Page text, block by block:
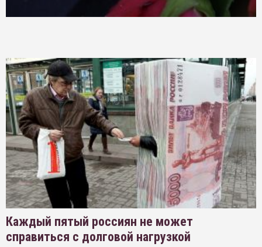
Каждый пятый россиян не может
справиться с долговой нагрузкой